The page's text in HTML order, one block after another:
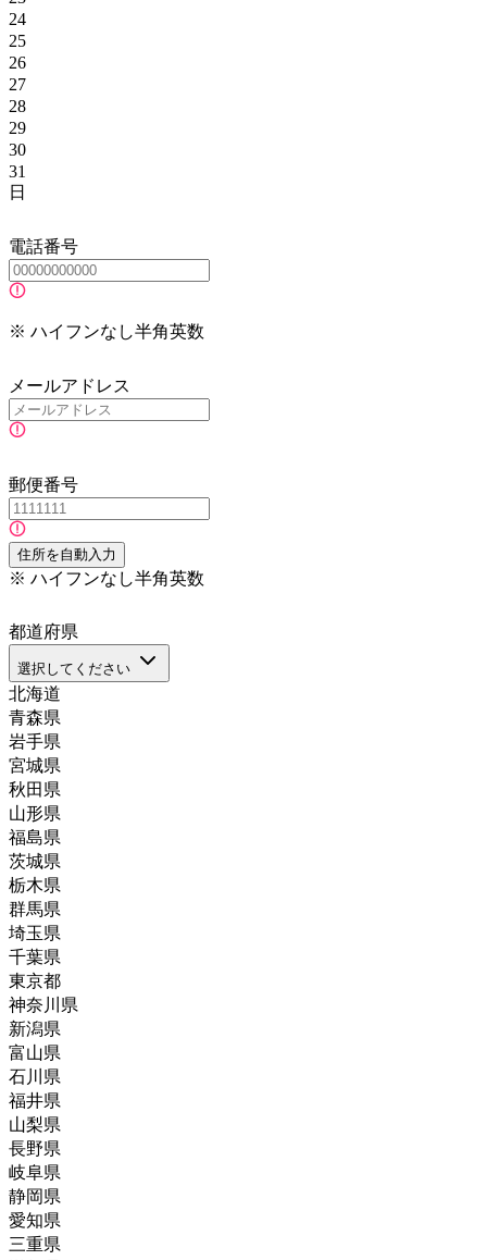
24
25
26
27
28
29
30
31
日
電話番号
※ ハイフンなし半角英数
メールアドレス
郵便番号
住所を自動入力
※ ハイフンなし半角英数
都道府県
選択してください
北海道
青森県
岩手県
宮城県
秋田県
山形県
福島県
茨城県
栃木県
群馬県
埼玉県
千葉県
東京都
神奈川県
新潟県
富山県
石川県
福井県
山梨県
長野県
岐阜県
静岡県
愛知県
三重県